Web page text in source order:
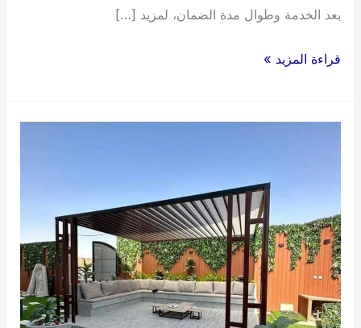
بعد الخدمة وطوال مدة الضمان، لمزيد […]
شركة
0538263919
قراءة المزيد »